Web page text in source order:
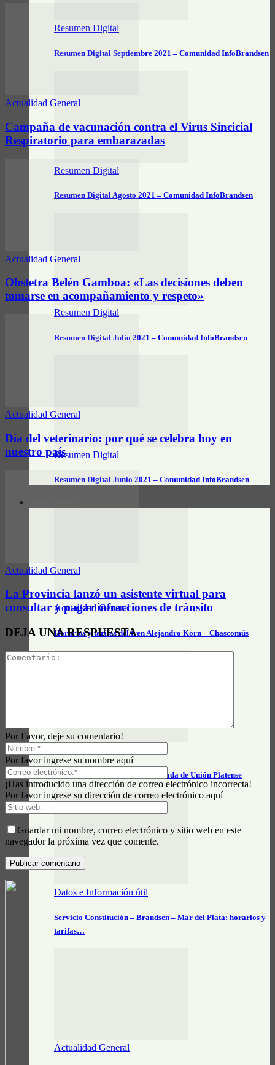
Resumen Digital
Resumen Digital Septiembre 2021 – Comunidad InfoBrandsen
Resumen Digital
Resumen Digital Agosto 2021 – Comunidad InfoBrandsen
Resumen Digital
Resumen Digital Julio 2021 – Comunidad InfoBrandsen
Resumen Digital
Resumen Digital Junio 2021 – Comunidad InfoBrandsen
Actualidad General
Horarios y tarifas del tren Alejandro Korn – Chascomús
Horarios e información actualizada de Unión Platense
Datos e Información útil
Servicio Constitución – Brandsen – Mar del Plata: horarios y
tarifas…
Actualidad General
Actualidad General
Campaña de vacunación contra el Virus Sincicial
Respiratorio para embarazadas
Actualidad General
Obstetra Belén Gamboa: «Las decisiones deben
tomarse en acompañamiento y respeto»
Actualidad General
Día del veterinario: por qué se celebra hoy en
nuestro país
Actualidad General
La Provincia lanzó un asistente virtual para
consultar y pagar infracciones de tránsito
DEJA UNA RESPUESTA
Por Favor, deje su comentario!
Por favor ingrese su nombre aquí
¡Has introducido una dirección de correo electrónico incorrecta!
Por favor ingrese su dirección de correo electrónico aquí
Guardar mi nombre, correo electrónico y sitio web en este
navegador la próxima vez que comente.